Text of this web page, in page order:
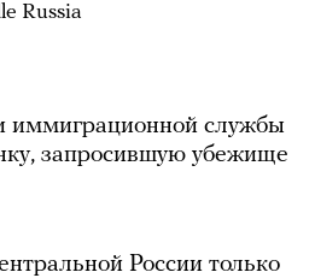
Russia
службы
запросившую убежище
России только